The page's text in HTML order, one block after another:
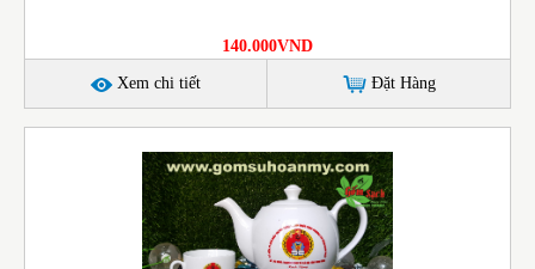
140.000VND
Xem chi tiết Đặt Hàng